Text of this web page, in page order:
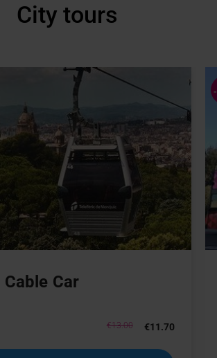
City tours
Car
€11.70
€13.00